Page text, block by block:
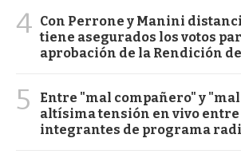
4 Con Perrone y Manini
tiene asegurados los votos
aprobación de la Rendición
5
Entre "mal compañero" y
altísima tensión en vivo entre
integrantes de programa